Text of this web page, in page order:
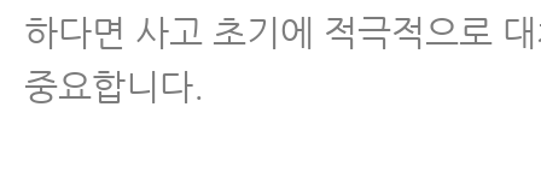
하다면 사고 초기에 적극적으로
중요합니다.